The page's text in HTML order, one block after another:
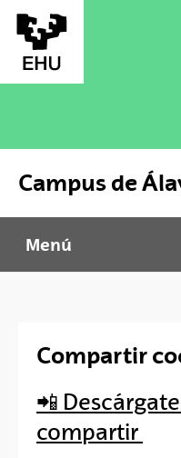
Saltar al contenido principal
Campus de
Campus de Álava
Menú
Compartir
📲
compartir